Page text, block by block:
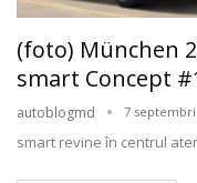
(foto) München
smart Concept
autoblogmd 7
smart revine în centrul